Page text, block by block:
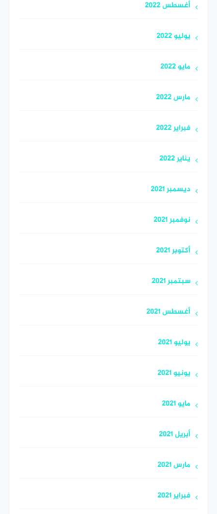
أغسطس 2022
يوليو 2022
مايو 2022
مارس 2022
فبراير 2022
يناير 2022
ديسمبر 2021
نوفمبر 2021
أكتوبر 2021
سبتمبر 2021
أغسطس 2021
يوليو 2021
يونيو 2021
مايو 2021
أبريل 2021
مارس 2021
فبراير 2021